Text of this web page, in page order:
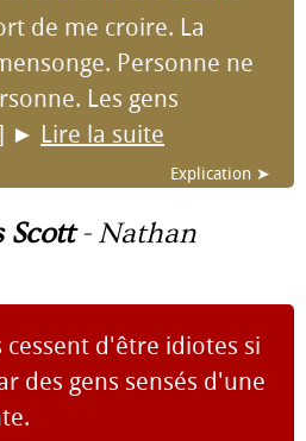
de me croire. La
Personne ne
Les gens
► Lire la suite
Explication ➤
Scott- Nathan
cessent d'être idiotes si
des gens sensés d'une